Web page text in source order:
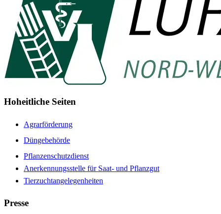
Hoheitliche Seiten
Agrarförderung
Düngebehörde
Pflanzenschutzdienst
Anerkennungsstelle für Saat- und Pflanzgut
Tierzuchtangelegenheiten
Presse